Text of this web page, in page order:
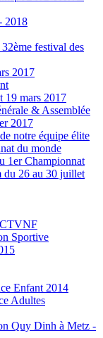
2018
festival des
2017
19 mars 2017
& Assemblée
2017
notre équipe élite
du monde
1er Championnat
26 au 30 juillet
Sportive
Enfant 2014
Adultes
Quy Dinh à Metz -